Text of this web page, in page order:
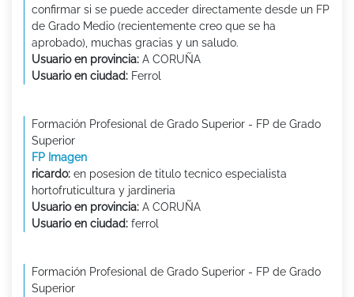
confirmar si se puede acceder directamente desde un FP
de Grado Medio (recientemente creo que se ha
aprobado), muchas gracias y un saludo.
Usuario en provincia: A CORUÑA
Usuario en ciudad: Ferrol
Formación Profesional de Grado Superior - FP de Grado
Superior
FP Imagen
ricardo: en posesion de titulo tecnico especialista
hortofruticultura y jardineria
Usuario en provincia: A CORUÑA
Usuario en ciudad: ferrol
Formación Profesional de Grado Superior - FP de Grado
Superior